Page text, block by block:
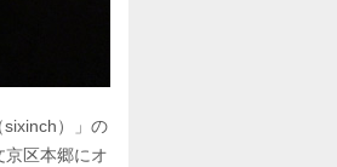
）」の
区本郷にオ